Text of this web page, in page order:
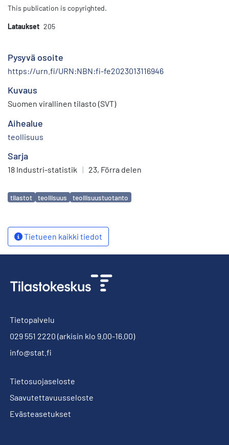
This publication is copyrighted.
Lataukset 205
Pysyvä osoite
https://urn.fi/URN:NBN:fi-fe2023013116946
Kuvaus
Suomen virallinen tilasto (SVT)
Aihealue
teollisuus
Sarja
18 Industri-statistik | 23, Förra delen
Avainsanat
tilastot teollisuus teollisuustuotanto
Tietueen kaikki tiedot
Tietopalvelu
029 551 2220 (arkisin klo 9.00-16.00)
info@stat.fi
Tietosuojaseloste
Saavutettavuusseloste
Evästeasetukset